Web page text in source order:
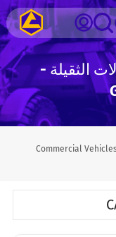
الثقيلة -
Commercial